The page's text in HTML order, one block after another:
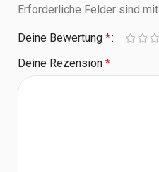
Erforderliche Felder sind mit
Deine Bewertung *
Deine Rezension *